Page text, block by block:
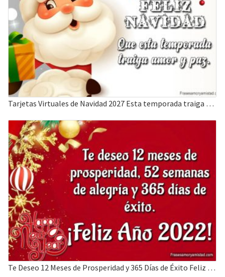
Tarjetas Virtuales de Navidad 2027 Esta temporada traiga amor y paz
Te Deseo 12 Meses de Prosperidad y 365 Días de Éxito Feliz Año Nuevo 2022